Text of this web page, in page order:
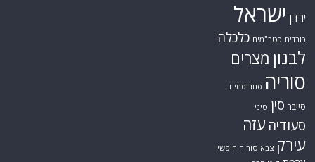
ירדן ישראל
כורדים כטב"מים כלכלה
לבנון מצרים
סוריה סחר סמים
סייבר סין סיני
סעודיה עזה
עירק צבא סוריה חופשי